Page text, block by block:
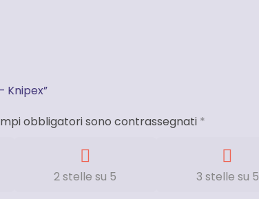
Knipex”
obbligatori sono contrassegnati *
2 stelle su 5 3 stelle su 5